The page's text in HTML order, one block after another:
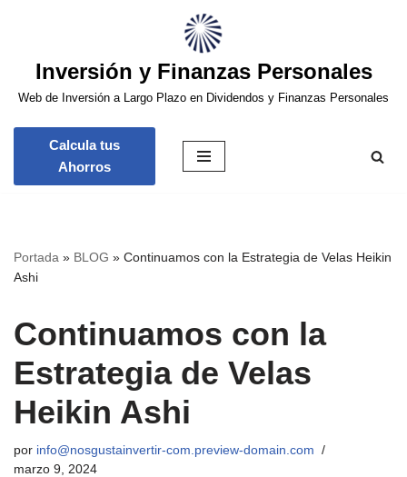
contenido
Inversión y Finanzas Personales
Web de Inversión a Largo Plazo en Dividendos y Finanzas Personales
Calcula tus
Ahorros
Portada » BLOG » Continuamos con la Estrategia de Velas Heikin
Ashi
Continuamos con la
Estrategia de Velas
Heikin Ashi
por info@nosgustainvertir-com.preview-domain.com
marzo 9, 2024